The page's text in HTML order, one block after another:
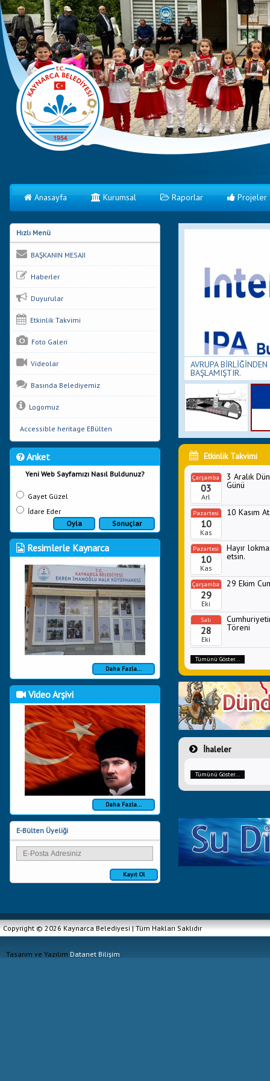
Anasayfa Kurumsal Raporlar Projeler
Hızlı Menü
BAŞKANIN MESAJI
Haberler
Duyurular
Etkinlik Takvimi
Foto Galeri
Videolar
Basında Belediyemiz
Logomuz
Accessible heritage EBülten
Anket
Yeni Web Sayfamızı Nasıl Buldunuz?
Gayet Güzel
İdare Eder
Sonuçlar
Oyla
Resimlerle Kaynarca
Daha Fazla...
Video Arşivi
Daha Fazla...
E-Bülten Üyeliği
Kayıt Ol
PROJEMİZİN UYGULAMA DÖNEMİ AVRUPA
BAŞLAMIŞTIR.
Etkinlik Takvimi
Çarşamba
03
Arl
3 Aralık
Günü
Pazartesi
10
Kas
10 Kasım
Pazartesi
10
Kas
Hayır
etsin.
Çarşamba
29
Eki
29 Ekim
Salı
28
Eki
Töreni
Tümünü Göster...
İhaleler
Tümünü Göster...
Copyright © 2026 Kaynarca Belediyesi | Tüm Hakları Saklıdır
Tasarım ve Yazılım Datanet Bilişim